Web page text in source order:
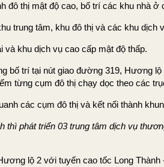
thị mật độ cao, bố trí các khu nhà
trung tâm, khu đô thị và các khu dịch
khu dịch vụ cao cấp mật độ thấp.
bố trí tại nút giao đường 319,
từng cụm đô thị chạy dọc theo các
các cụm đô thị và kết nối thành
phát triển 03 trung tâm dịch vụ
lộ 2 với tuyến cao tốc Long